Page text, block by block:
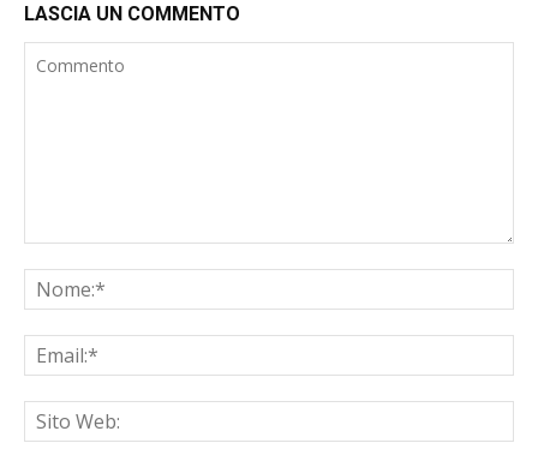
LASCIA UN COMMENTO